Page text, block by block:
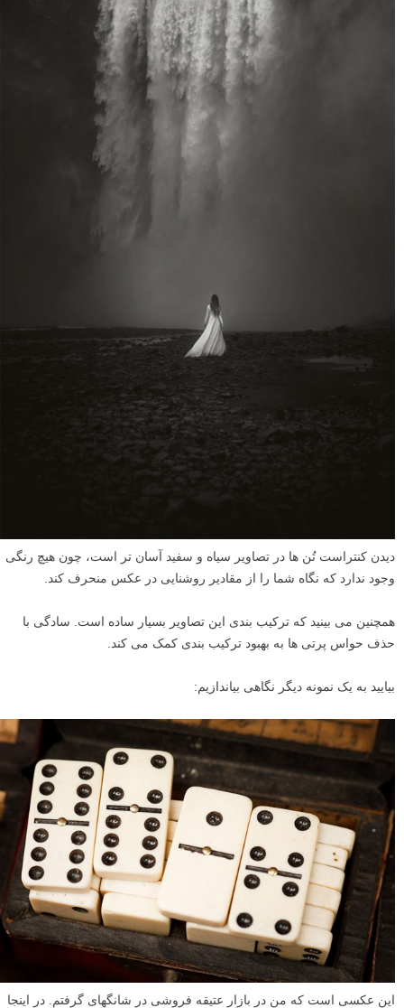
دیدن کنتراست تُن ها در تصاویر سیاه و سفید آسان تر است، چون هیچ رنگی
وجود ندارد که نگاه شما را از مقادیر روشنایی در عکس منحرف کند.
همچنین می بینید که ترکیب بندی این تصاویر بسیار ساده است. سادگی با
حذف حواس پرتی ها به بهبود ترکیب بندی کمک می کند.
بیایید به یک نمونه دیگر نگاهی بیاندازیم:
این عکسی است که من در بازار عتیقه فروشی در شانگهای گرفتم. در اینجا